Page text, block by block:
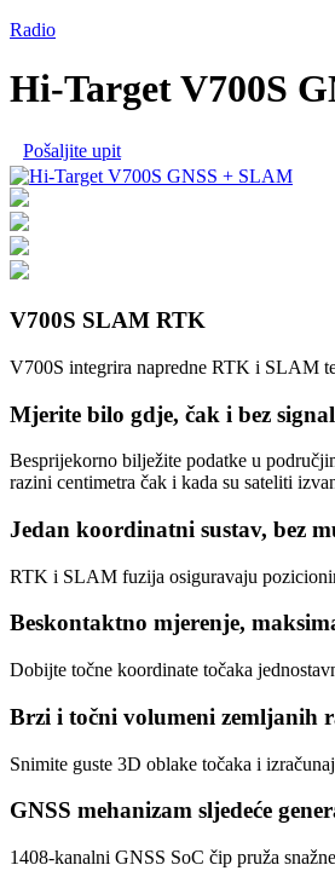
Radio
Hi-Target V700S
Pošaljite upit
V700S SLAM RTK
V700S integrira napredne RTK i SLAM
Mjerite bilo gdje, čak i bez
Besprijekorno bilježite podatke u
razini centimetra čak i kada su sateliti
Jedan koordinatni sustav, bez
RTK i SLAM fuzija osiguravaju
Beskontaktno mjerenje,
Dobijte točne koordinate točaka
Brzi i točni volumeni zemljanih
Snimite guste 3D oblake točaka i
GNSS mehanizam sljedeće
1408-kanalni GNSS SoC čip pruža